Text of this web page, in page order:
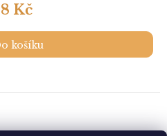
Kč
košíku